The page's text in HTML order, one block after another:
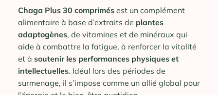
Chaga Plus 30 comprimés est un complément
alimentaire à base d’extraits de plantes
adaptogènes, de vitamines et de minéraux qui
aide à combattre la fatigue, à renforcer la vitalité
et à soutenir les performances physiques et
intellectuelles. Idéal lors des périodes de
surmenage, il s’impose comme un allié global pour